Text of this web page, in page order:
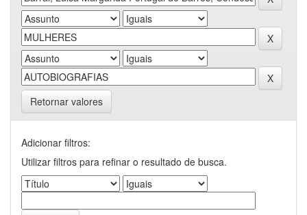
Retornar valores
Adicionar filtros:
Utilizar filtros para refinar o resultado de busca.